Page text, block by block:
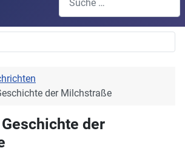
der Milchstraße
der